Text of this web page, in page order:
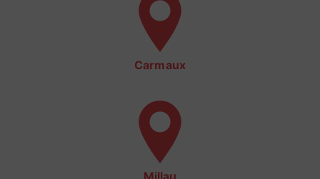
Carmaux
Millau